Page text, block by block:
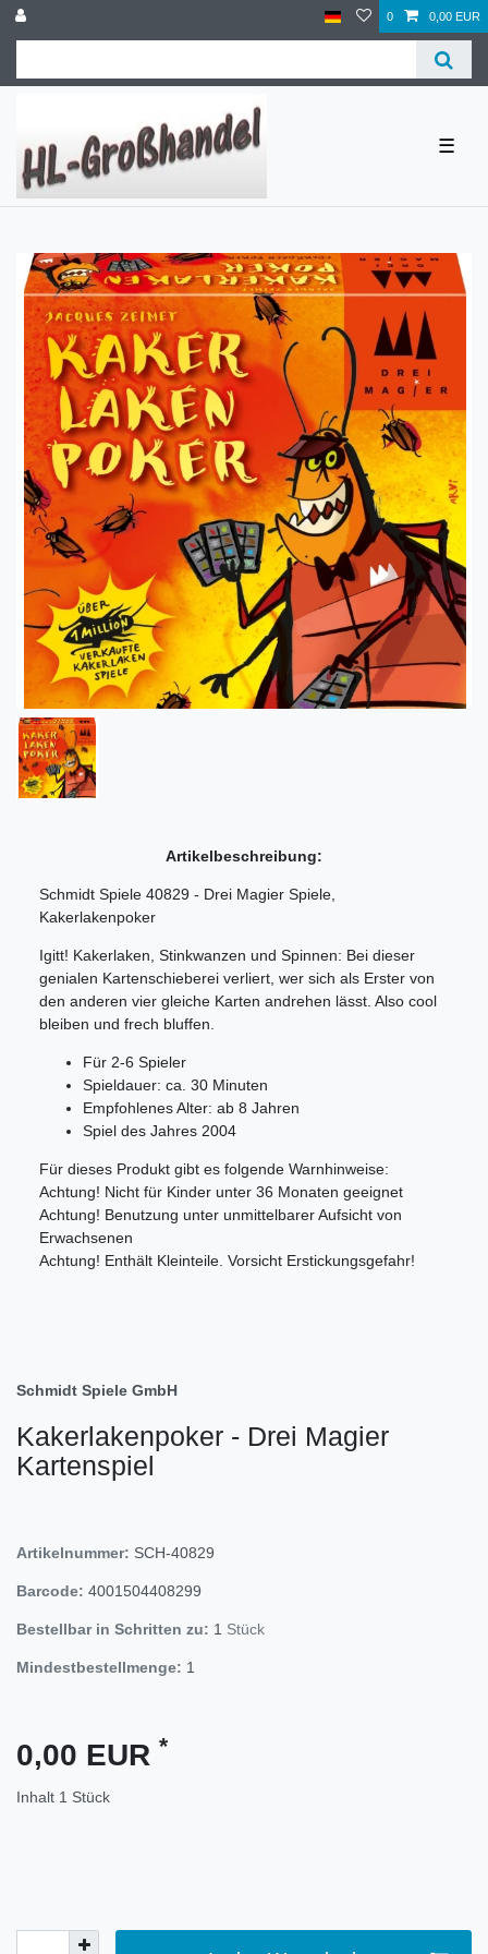
0 0,00 EUR
☰
Artikelbeschreibung:
Schmidt Spiele 40829 - Drei Magier Spiele,
Kakerlakenpoker
Igitt! Kakerlaken, Stinkwanzen und Spinnen: Bei dieser
genialen Kartenschieberei verliert, wer sich als Erster von
den anderen vier gleiche Karten andrehen lässt. Also cool
bleiben und frech bluffen.
Für 2-6 Spieler
Spieldauer: ca. 30 Minuten
Empfohlenes Alter: ab 8 Jahren
Spiel des Jahres 2004
Für dieses Produkt gibt es folgende Warnhinweise:
Achtung! Nicht für Kinder unter 36 Monaten geeignet
Achtung! Benutzung unter unmittelbarer Aufsicht von
Erwachsenen
Achtung! Enthält Kleinteile. Vorsicht Erstickungsgefahr!
Schmidt Spiele GmbH
Kakerlakenpoker - Drei Magier
Kartenspiel
Artikelnummer: SCH-40829
Barcode: 4001504408299
Bestellbar in Schritten zu: 1 Stück
Mindestbestellmenge: 1
0,00 EUR *
Inhalt 1 Stück